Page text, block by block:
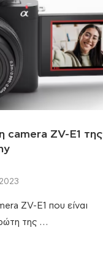
camera ZV-E1 της
ZV-E1 που είναι
της …